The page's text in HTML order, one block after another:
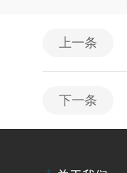
上一条
下一条